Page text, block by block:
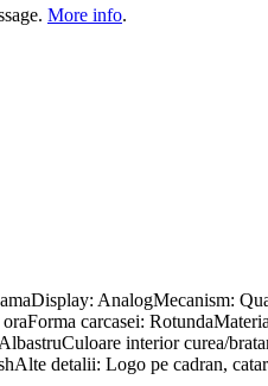
More info.
AnalogMecanism:
carcasei:
interior curea/
detalii: Logo pe cadran,